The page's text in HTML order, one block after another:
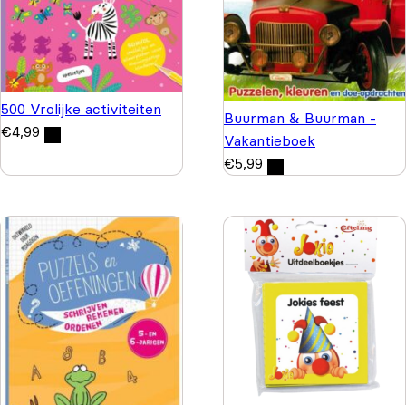
500 Vrolijke activiteiten
€4,99
Buurman & Buurman -
Vakantieboek
€5,99